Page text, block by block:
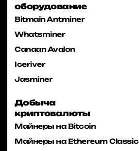
оборудование
Bitmain Antminer
Whatsminer
Canaan Avalon
Iceriver
Jasminer
Добыча
криптовалюты
Майнеры на Bitcoin
Майнеры на Ethereum Classic